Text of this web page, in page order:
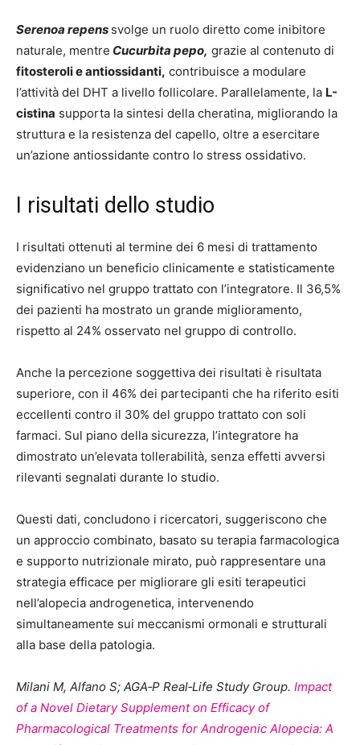
Serenoa repens svolge un ruolo diretto come inibitore
naturale, mentre Cucurbita pepo, grazie al contenuto di
fitosteroli e antiossidanti, contribuisce a modulare
l’attività del DHT a livello follicolare. Parallelamente, la L-
cistina supporta la sintesi della cheratina, migliorando la
struttura e la resistenza del capello, oltre a esercitare
un’azione antiossidante contro lo stress ossidativo.
I risultati dello studio
I risultati ottenuti al termine dei 6 mesi di trattamento
evidenziano un beneficio clinicamente e statisticamente
significativo nel gruppo trattato con l’integratore. Il 36,5%
dei pazienti ha mostrato un grande miglioramento,
rispetto al 24% osservato nel gruppo di controllo.
Anche la percezione soggettiva dei risultati è risultata
superiore, con il 46% dei partecipanti che ha riferito esiti
eccellenti contro il 30% del gruppo trattato con soli
farmaci. Sul piano della sicurezza, l’integratore ha
dimostrato un’elevata tollerabilità, senza effetti avversi
rilevanti segnalati durante lo studio.
Questi dati, concludono i ricercatori, suggeriscono che
un approccio combinato, basato su terapia farmacologica
e supporto nutrizionale mirato, può rappresentare una
strategia efficace per migliorare gli esiti terapeutici
nell’alopecia androgenetica, intervenendo
simultaneamente sui meccanismi ormonali e strutturali
alla base della patologia.
Milani M, Alfano S; AGA‐P Real‐Life Study Group. Impact
of a Novel Dietary Supplement on Efficacy of
Pharmacological Treatments for Androgenic Alopecia: A